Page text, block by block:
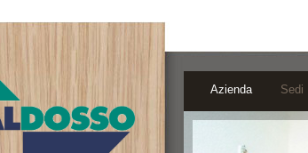
Azienda Sedi